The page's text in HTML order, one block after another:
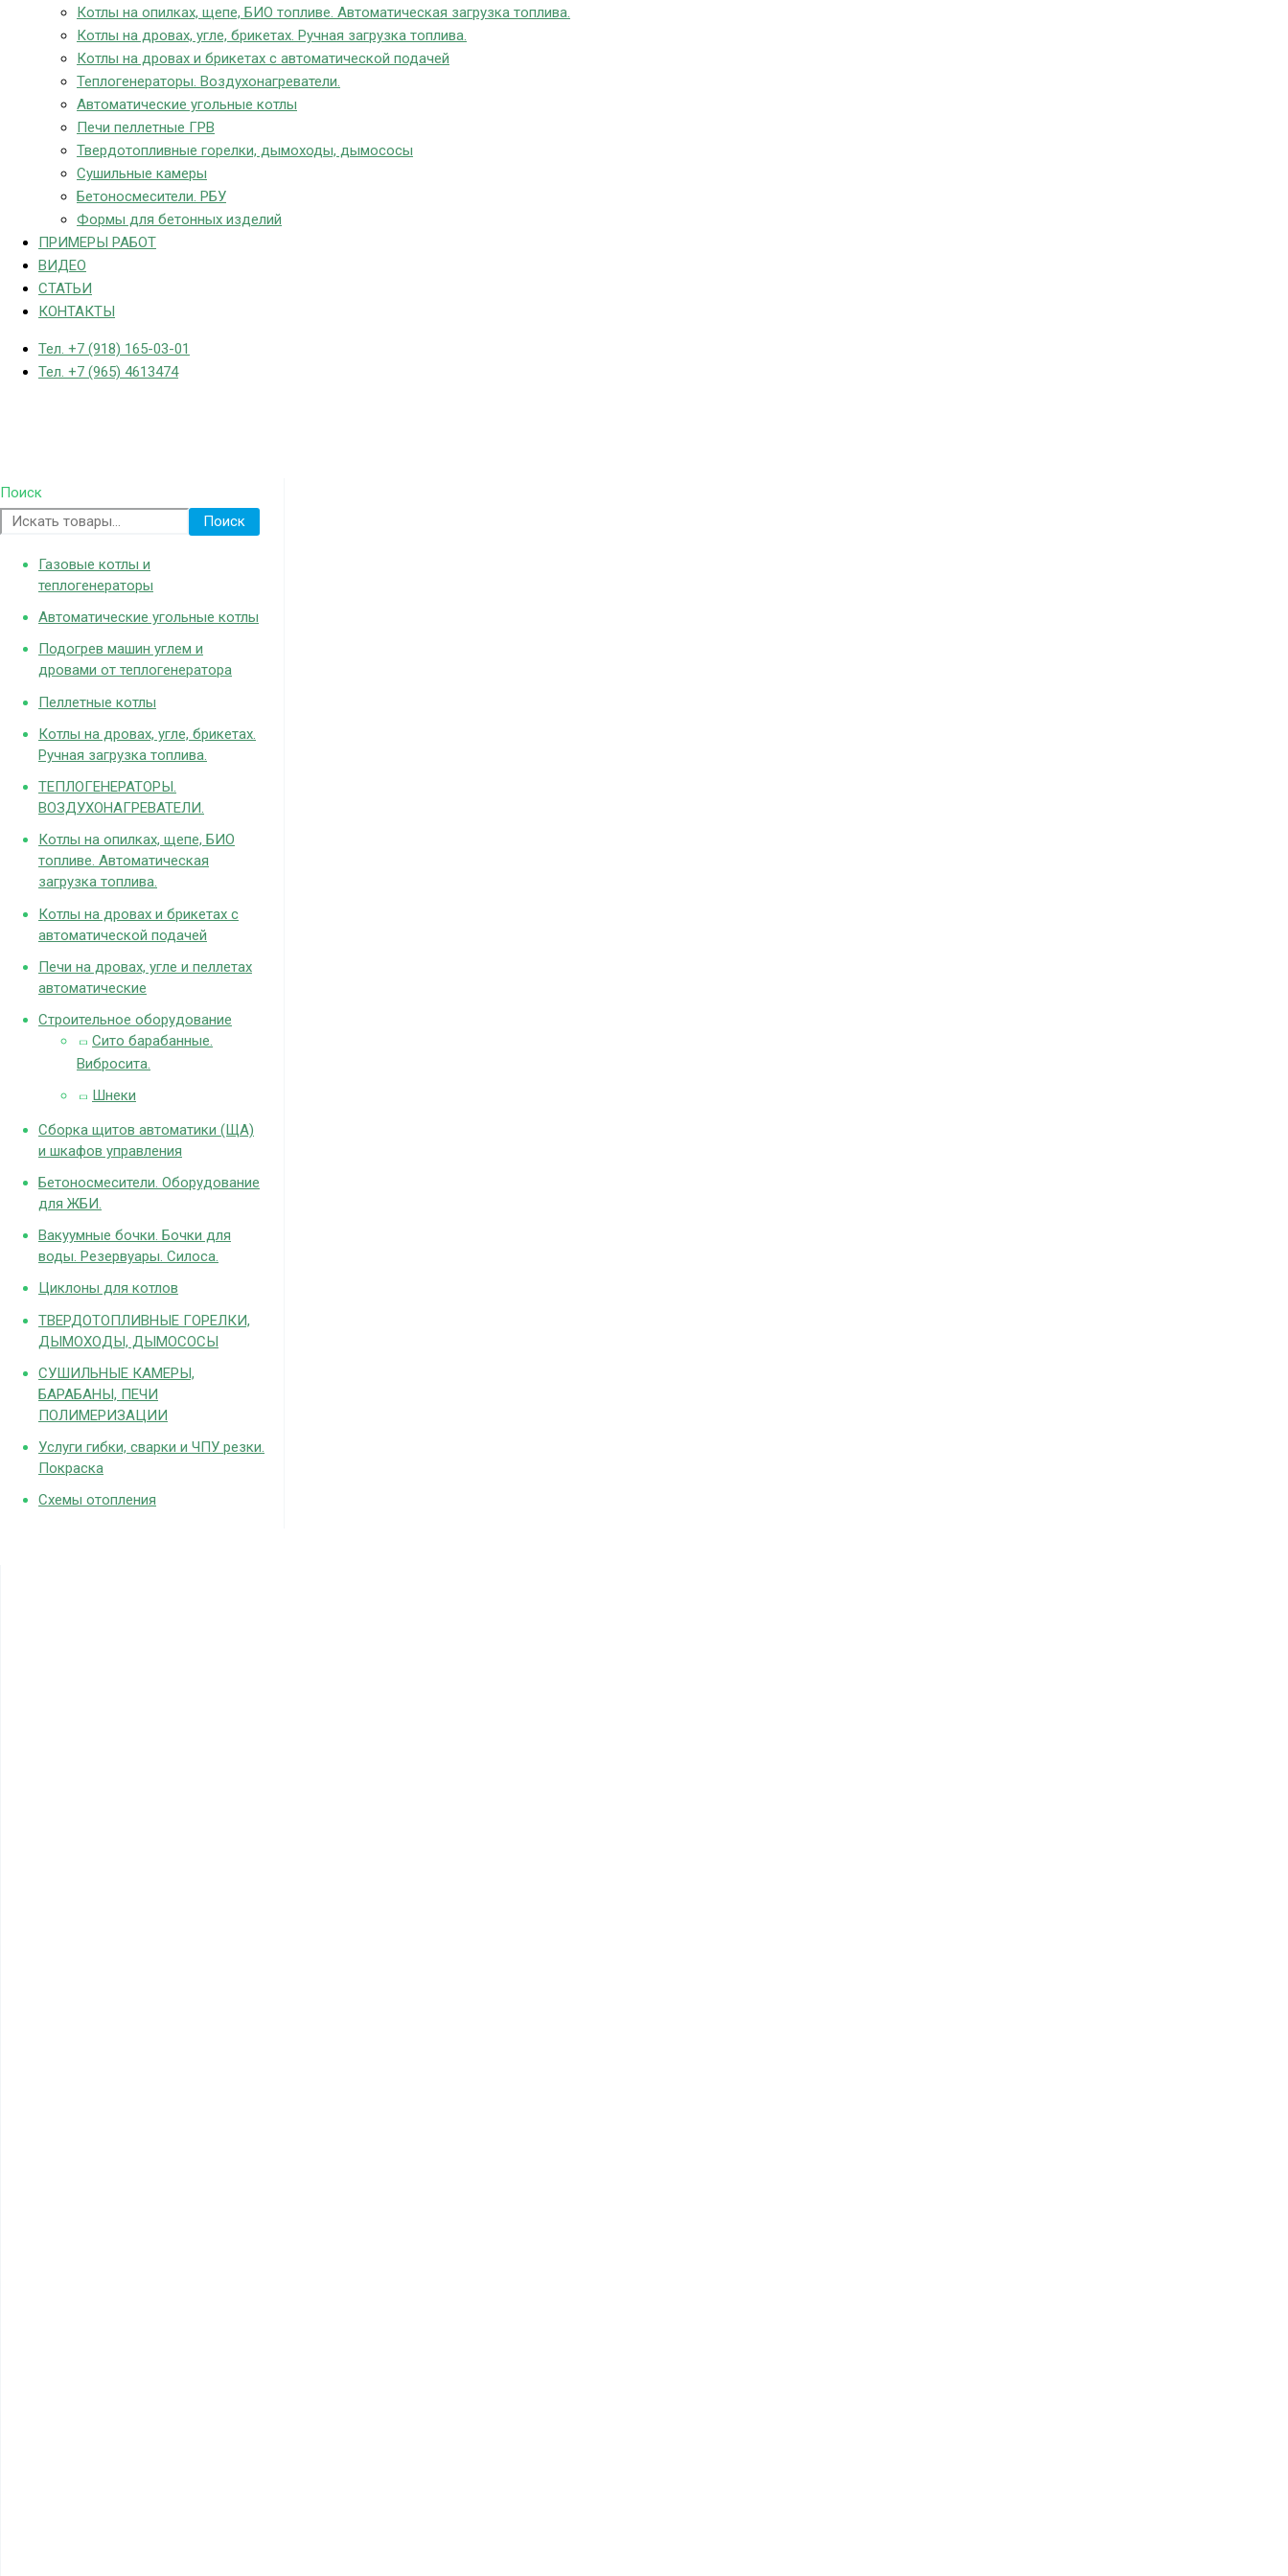
Котлы на опилках, щепе, БИО топливе. Автоматическая загрузка топлива.
Котлы на дровах, угле, брикетах. Ручная загрузка топлива.
Котлы на дровах и брикетах с автоматической подачей
Теплогенераторы. Воздухонагреватели.
Автоматические угольные котлы
Печи пеллетные ГРВ
Твердотопливные горелки, дымоходы, дымососы
Сушильные камеры
Бетоносмесители. РБУ
Формы для бетонных изделий
ПРИМЕРЫ РАБОТ
ВИДЕО
СТАТЬИ
КОНТАКТЫ
Тел. +7 (918) 165-03-01
Тел. +7 (965) 4613474
Поиск
Поиск
Газовые котлы и
теплогенераторы
Автоматические угольные котлы
Подогрев машин углем и
дровами от теплогенератора
Пеллетные котлы
Котлы на дровах, угле, брикетах.
Ручная загрузка топлива.
ТЕПЛОГЕНЕРАТОРЫ.
ВОЗДУХОНАГРЕВАТЕЛИ.
Котлы на опилках, щепе, БИО
топливе. Автоматическая
загрузка топлива.
Котлы на дровах и брикетах с
автоматической подачей
Печи на дровах, угле и пеллетах
автоматические
Строительное оборудование
Сито барабанные.
Вибросита.
Шнеки
Сборка щитов автоматики (ЩА)
и шкафов управления
Бетоносмесители. Оборудование
для ЖБИ.
Вакуумные бочки. Бочки для
воды. Резервуары. Силоса.
Циклоны для котлов
ТВЕРДОТОПЛИВНЫЕ ГОРЕЛКИ,
ДЫМОХОДЫ, ДЫМОСОСЫ
СУШИЛЬНЫЕ КАМЕРЫ,
БАРАБАНЫ, ПЕЧИ
ПОЛИМЕРИЗАЦИИ
Услуги гибки, сварки и ЧПУ резки.
Покраска
Схемы отопления